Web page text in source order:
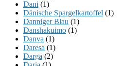
Dani (1)
Dänische Spargelkartoffel (1)
Danniger Blau (1)
Danshakuimo (1)
Danva (1)
Daresa (1)
Darga (2)